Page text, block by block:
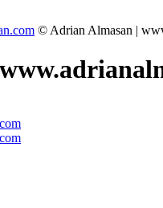
© Adrian Almasan |